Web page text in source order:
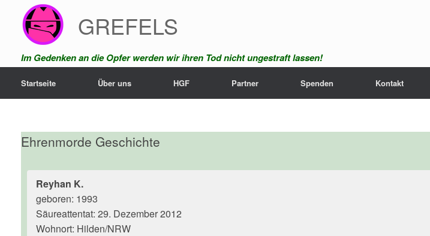
springen
GREFELS
Im Gedenken an die Opfer werden wir ihren Tod nicht ungestraft lassen!
Startseite Über uns HGF Partner Spenden Kontakt
Ehrenmorde Geschichte
Reyhan K.
geboren: 1993
Säureattentat: 29. Dezember 2012
Wohnort: Hilden/NRW